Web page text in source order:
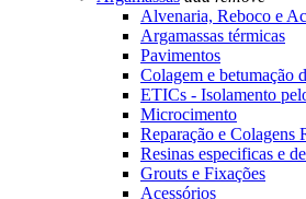
Alvenaria, Reboco e
Argamassas térmicas
Pavimentos
Colagem e betumação
ETICs - Isolamento
Microcimento
Reparação e Colagens
Resinas especificas e
Grouts e Fixações
Acessórios